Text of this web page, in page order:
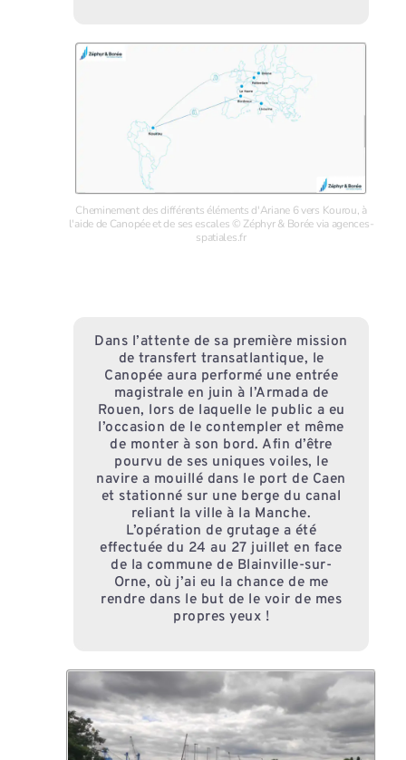
Cheminement des différents éléments d'Ariane 6 vers Kourou, à
l'aide de Canopée et de ses escales © Zéphyr & Borée via agences-
spatiales.fr
Dans l’attente de sa première mission
de transfert transatlantique, le
Canopée aura performé une entrée
magistrale en juin à l’Armada de
Rouen, lors de laquelle le public a eu
l’occasion de le contempler et même
de monter à son bord. Afin d’être
pourvu de ses uniques voiles, le
navire a mouillé dans le port de Caen
et stationné sur une berge du canal
reliant la ville à la Manche.
L’opération de grutage a été
effectuée du 24 au 27 juillet en face
de la commune de Blainville-sur-
Orne, où j’ai eu la chance de me
rendre dans le but de le voir de mes
propres yeux !